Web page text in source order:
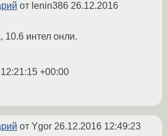
от lenin386 26.12.2016
10.6 интел онли.
+00:00
от Ygor 26.12.2016 12:49:23